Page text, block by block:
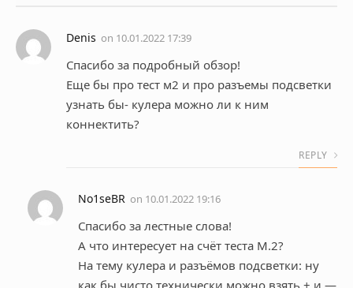
Denis on 10.01.2022 17:39
Спасибо за подробный обзор!
Еще бы про тест м2 и про разъемы подсветки
узнать бы- кулера можно ли к ним
коннектить?
REPLY
No1seBR on 10.01.2022 19:16
Спасибо за лестные слова!
А что интересует на счёт теста M.2?
На тему кулера и разъёмов подсветки: ну